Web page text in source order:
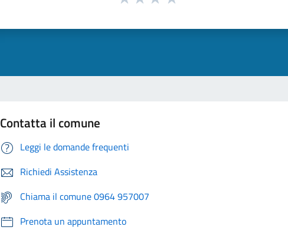
Contatta il comune
Leggi le domande frequenti
Richiedi Assistenza
Chiama il comune 0964 957007
Prenota un appuntamento